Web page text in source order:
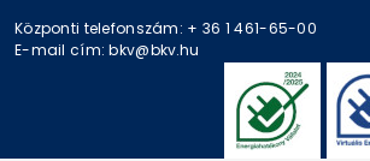
Központi telefonszám: + 36 1 461-65-00
E-mail cím: bkv@bkv.hu